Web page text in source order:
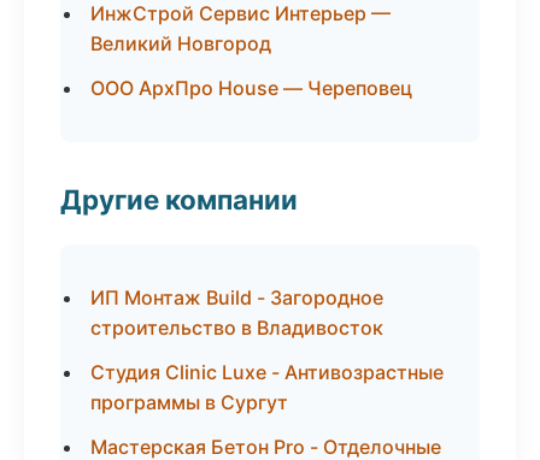
ИнжСтрой Сервис Интерьер —
Великий Новгород
ООО АрхПро House — Череповец
Другие компании
ИП Монтаж Build - Загородное
строительство в Владивосток
Студия Clinic Luxe - Антивозрастные
программы в Сургут
Мастерская Бетон Pro - Отделочные